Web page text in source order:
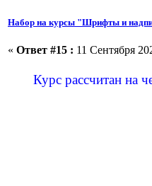
Набор на курсы "Шрифты и
« Ответ #15 : 11 Сентября
Курс рассчитан на